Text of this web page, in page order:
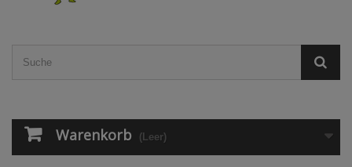
Warenkorb (Leer)